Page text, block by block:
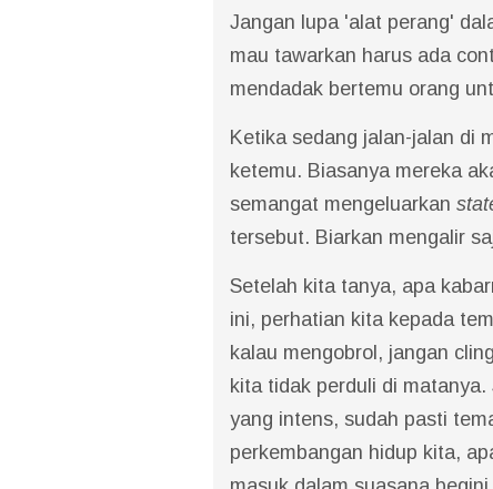
Jangan lupa 'alat perang'
mau tawarkan harus ada
mendadak bertemu orang
Ketika sedang jalan-jalan di
ketemu. Biasanya mereka
semangat mengeluarkan
tersebut. Biarkan mengalir
Setelah kita tanya, apa
ini, perhatian kita kepada
kalau mengobrol, jangan
kita tidak perduli di
yang intens, sudah pasti
perkembangan hidup kita,